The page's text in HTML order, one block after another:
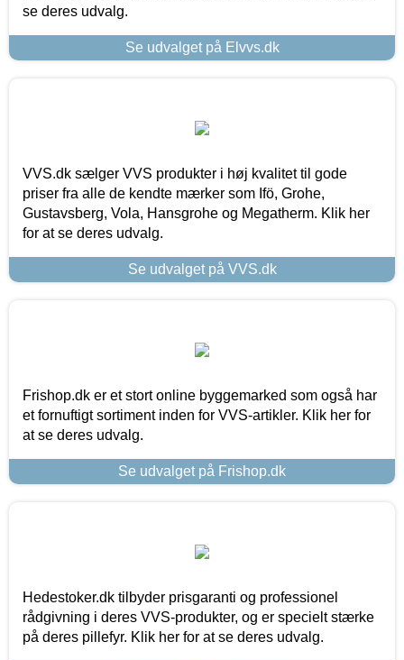
se deres udvalg.
Se udvalget på Elvvs.dk
VVS.dk sælger VVS produkter i høj kvalitet til gode
priser fra alle de kendte mærker som Ifö, Grohe,
Gustavsberg, Vola, Hansgrohe og Megatherm. Klik her
for at se deres udvalg.
Se udvalget på VVS.dk
Frishop.dk er et stort online byggemarked som også har
et fornuftigt sortiment inden for VVS-artikler. Klik her for
at se deres udvalg.
Se udvalget på Frishop.dk
Hedestoker.dk tilbyder prisgaranti og professionel
rådgivning i deres VVS-produkter, og er specielt stærke
på deres pillefyr. Klik her for at se deres udvalg.